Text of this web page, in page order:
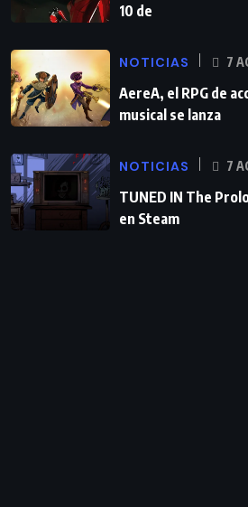
10 de
NOTICIAS 7
AereA, el RPG de
musical se lanza
NOTICIAS 7
TUNED IN The
en Steam